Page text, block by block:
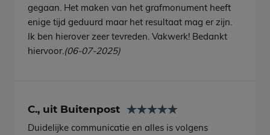
gegaan. Het maken van het grafmonument heeft
enige tijd geduurd maar het resultaat mag er zijn.
Ik ben hierover zeer tevreden. Vakwerk! Bedankt
hiervoor.(06-07-2025)
C., uit Buitenpost
Duidelijke communicatie en alles is volgens